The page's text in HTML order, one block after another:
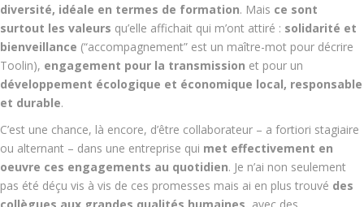
diversité, idéale en termes de formation. Mais ce sont
surtout les valeurs qu’elle affichait qui m’ont attiré : solidarité et
bienveillance (“accompagnement” est un maître-mot pour décrire
Toolin), engagement pour la transmission et pour un
développement écologique et économique local, responsable
et durable.
C’est une chance, là encore, d’être collaborateur – a fortiori stagiaire
ou alternant – dans une entreprise qui met effectivement en
oeuvre ces engagements au quotidien. Je n’ai non seulement
pas été déçu vis à vis de ces promesses mais ai en plus trouvé des